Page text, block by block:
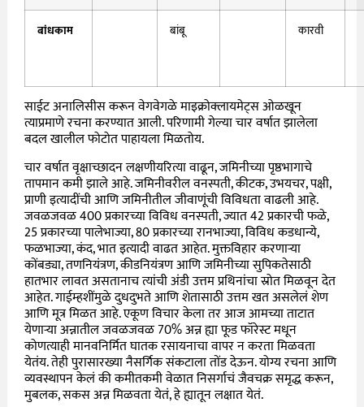
बांधकाम बांबू कारवी
साईट अनालिसीस करून वेगवेगळे माइक्रोक्लायमेट्स ओळखून
त्याप्रमाणे रचना करण्यात आली. परिणामी गेल्या चार वर्षात झालेला
बदल खालील फोटोत पाहायला मिळतोय.
चार वर्षात वृक्षाच्छादन लक्षणीयरित्या वाढून, जमिनीच्या पृष्ठभागाचे
तापमान कमी झाले आहे. जमिनीवरील वनस्पती, कीटक, उभयचर, पक्षी,
प्राणी इत्यादींची आणि जमिनीतील जीवाणूंची विविधता वाढली आहे.
जवळजवळ 400 प्रकारच्या विविध वनस्पती, ज्यात 42 प्रकारची फळे,
25 प्रकारच्या पालेभाज्या, 80 प्रकारच्या रानभाज्या, विविध कडधान्ये,
फळभाज्या, कंद, भात इत्यादी वाढत आहेत. मुक्तविहार करणाऱ्या
कोंबड्या, तणनियंत्रण, कीडनियंत्रण आणि जमिनीच्या सुपिकतेसाठी
हातभार लावत असतानाच त्यांची अंडी उत्तम प्रथिनांचा स्रोत मिळवून देत
आहेत. गाईम्हशींमुळे दुधदुभते आणि शेतासाठी उत्तम खत असलेलं शेण
आणि मूत्र मिळत आहे. एकूण विचार केला तर आज आमच्या ताटात
येणाऱ्या अन्नातील जवळजवळ 70% अन्न ह्या फूड फॉरेस्ट मधून
कोणत्याही मानवनिर्मित घातक रसायनाचा वापर न करता मिळवता
येतंय. तेही पुरासारख्या नैसर्गिक संकटाला तोंड देऊन. योग्य रचना आणि
व्यवस्थापन केलं की कमीतकमी वेळात निसर्गाचं जैवचक्र समृद्ध करून,
मुबलक, सकस अन्न मिळवता येतं, हे ह्यातून लक्षात येतं.